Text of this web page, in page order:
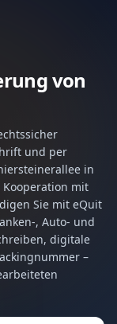
von
und per
in
Kooperation mit
Sie mit eQuit
, Auto- und
digitale
–